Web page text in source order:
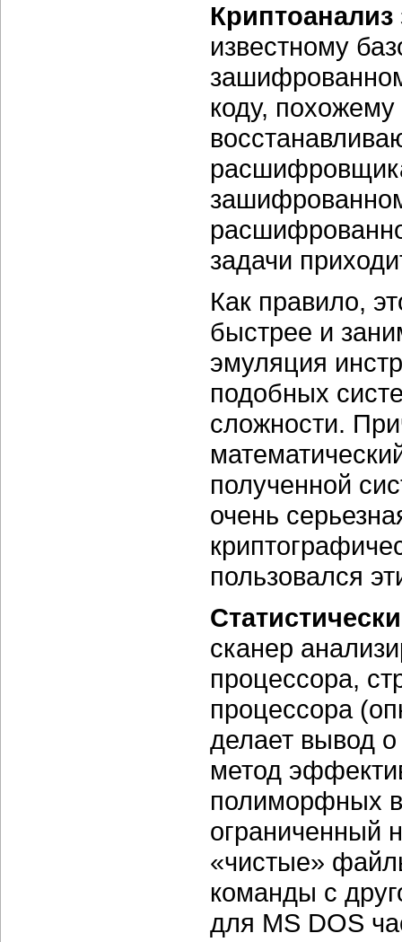
Криптоанализ
известному
коду,
задачи
Как правило,
быстрее и
эмуляция
подобных
сложности.
полученной
очень
пользовался
сканер
процессора,
процессора
делает вывод
метод
полиморфных
ограниченный
«чистые»
команды с
для MS DOS